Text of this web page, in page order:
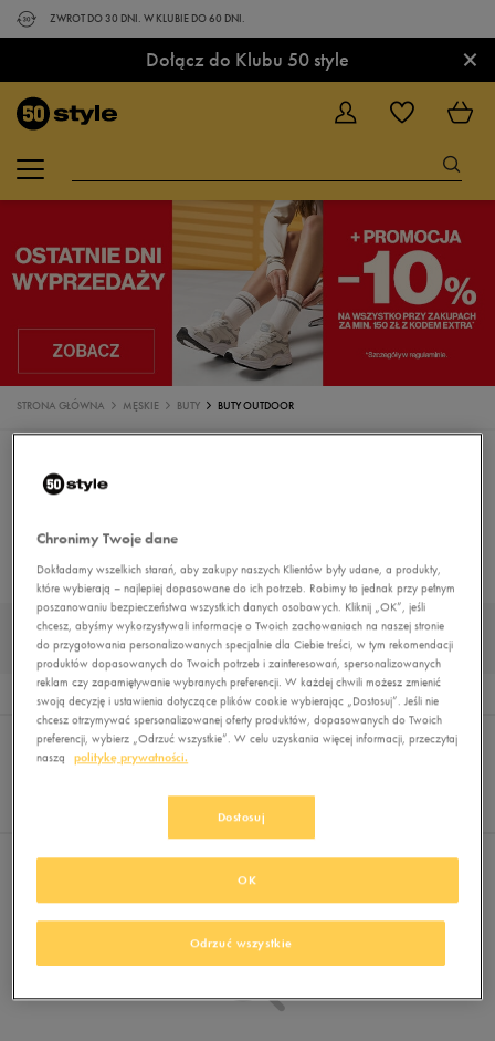
ZWROT DO 30 DNI. W KLUBIE DO 60 DNI.
Dołącz do Klubu 50 style ×
STRONA GŁÓWNA MĘSKIE BUTY BUTY OUTDOOR
SNEAKERSY
TRAPERY DUŻE ROZMIARY MUST HAVE BUTY LIFESTYLE
BUTY TREKKINGOWE MĘSKIE UMBRO KOLOR
KHAKI
0
Wyników
Sortuj:
REKOMENDOWANE
FILTRUJ (2)
z 0
Chronimy Twoje dane
Dokładamy wszelkich starań, aby zakupy naszych Klientów były udane, a produkty,
które wybierają – najlepiej dopasowane do ich potrzeb. Robimy to jednak przy pełnym
poszanowaniu bezpieczeństwa wszystkich danych osobowych. Kliknij „OK”, jeśli
chcesz, abyśmy wykorzystywali informacje o Twoich zachowaniach na naszej stronie
do przygotowania personalizowanych specjalnie dla Ciebie treści, w tym rekomendacji
produktów dopasowanych do Twoich potrzeb i zainteresowań, spersonalizowanych
reklam czy zapamiętywanie wybranych preferencji. W każdej chwili możesz zmienić
swoją decyzję i ustawienia dotyczące plików cookie wybierając „Dostosuj”. Jeśli nie
chcesz otrzymywać spersonalizowanej oferty produktów, dopasowanych do Twoich
preferencji, wybierz „Odrzuć wszystkie”. W celu uzyskania więcej informacji, przeczytaj
naszą
politykę prywatności.
Dostosuj
Odrzuć wszystkie
OK